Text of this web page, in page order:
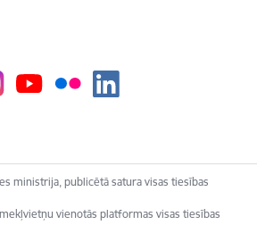
ministrija, publicētā satura visas tiesības
vienotās platformas visas tiesības